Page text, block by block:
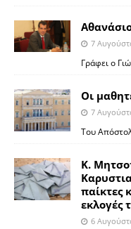
7
Γράφει ο
Οι
7
Του
Κ.
παίκτες
εκλογές
6